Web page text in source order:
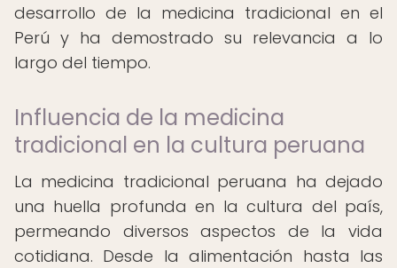
desarrollo de la medicina tradicional en el
Perú y ha demostrado su relevancia a lo
largo del tiempo.
Influencia de la medicina
tradicional en la cultura peruana
La medicina tradicional peruana ha dejado
una huella profunda en la cultura del país,
permeando diversos aspectos de la vida
cotidiana. Desde la alimentación hasta las